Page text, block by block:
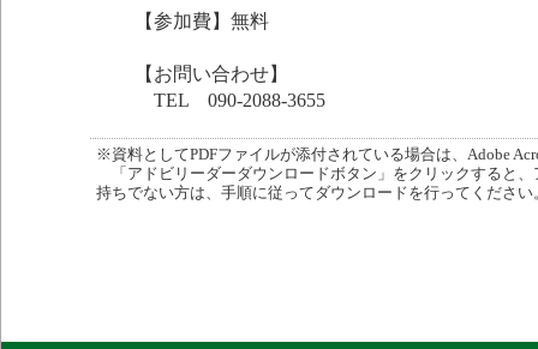
【参加費】無料
【お問い合わせ】
TEL 090-2088-3655
※資料としてPDFファイルが添付されている場合は、Adobe
「アドビリーダーダウンロードボタン」をクリックすると
持ちでない方は、手順に従ってダウンロードを行ってください